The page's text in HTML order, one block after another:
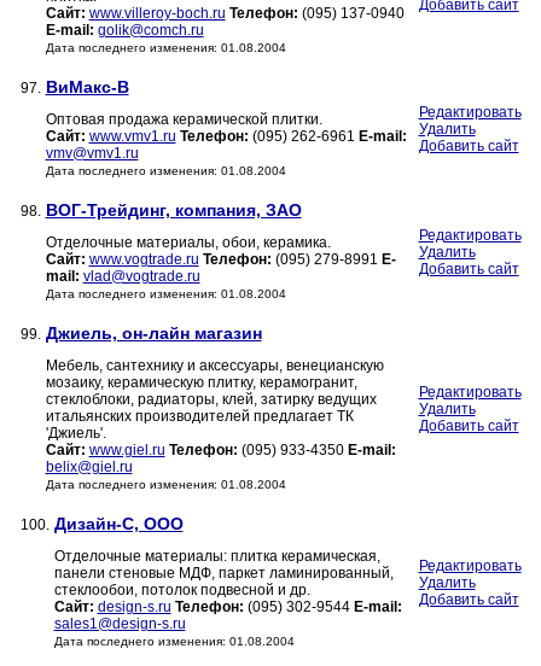
Сайт: www.villeroy-boch.ru Телефон: (095) 137-0940
E-mail: golik@comch.ru
Дата последнего изменения: 01.08.2004
Добавить сайт
97. ВиМакс-В
Оптовая продажа керамической плитки.
Сайт: www.vmv1.ru Телефон: (095) 262-6961 E-mail:
vmv@vmv1.ru
Дата последнего изменения: 01.08.2004
Редактировать
Удалить
Добавить сайт
98. ВОГ-Трейдинг, компания, ЗАО
Отделочные материалы, обои, керамика.
Сайт: www.vogtrade.ru Телефон: (095) 279-8991 E-
mail: vlad@vogtrade.ru
Дата последнего изменения: 01.08.2004
Редактировать
Удалить
Добавить сайт
99. Джиель, он-лайн магазин
Мебель, сантехнику и аксессуары, венецианскую
мозаику, керамическую плитку, керамогранит,
стеклоблоки, радиаторы, клей, затирку ведущих
итальянских производителей предлагает ТК
'Джиель'.
Сайт: www.giel.ru Телефон: (095) 933-4350 E-mail:
belix@giel.ru
Дата последнего изменения: 01.08.2004
Редактировать
Удалить
Добавить сайт
100. Дизайн-С, ООО
Отделочные материалы: плитка керамическая,
панели стеновые МДФ, паркет ламинированный,
стеклообои, потолок подвесной и др.
Сайт: design-s.ru Телефон: (095) 302-9544 E-mail:
sales1@design-s.ru
Дата последнего изменения: 01.08.2004
Редактировать
Удалить
Добавить сайт